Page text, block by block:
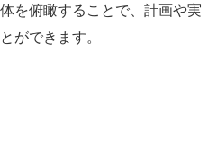
を俯瞰することで、計画や実
ができます。